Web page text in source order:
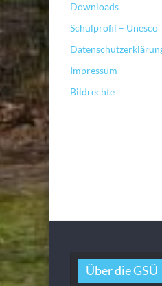
Downloads
Schulprofil – Unesco
Impressum
Bildrechte
Über die GSÜ